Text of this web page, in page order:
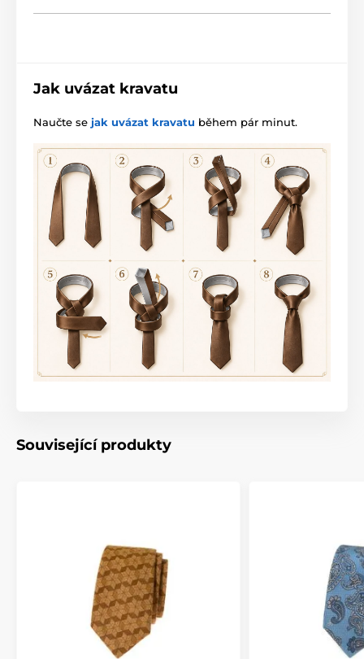
Jak uvázat kravatu
Naučte se jak uvázat kravatu během pár minut.
Související produkty